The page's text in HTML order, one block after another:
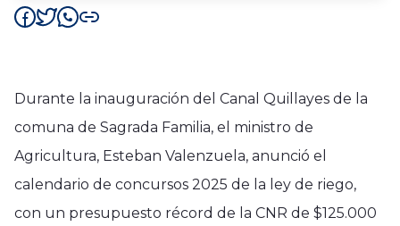
Durante la inauguración del Canal Quillayes de la
comuna de Sagrada Familia, el ministro de
Agricultura, Esteban Valenzuela, anunció el
calendario de concursos 2025 de la ley de riego,
con un presupuesto récord de la CNR de $125.000